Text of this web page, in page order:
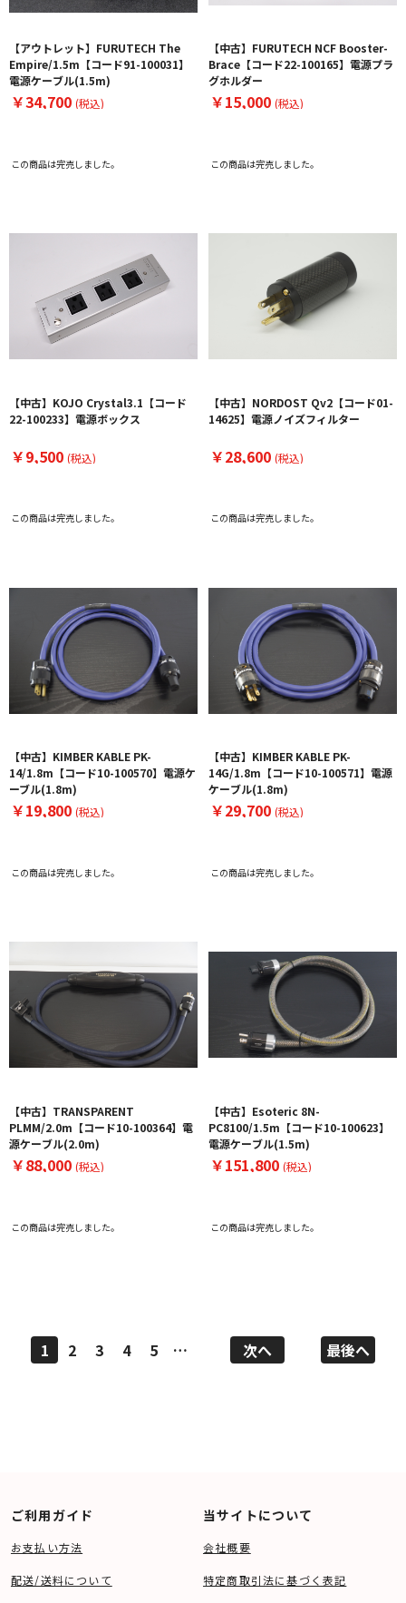
【アウトレット】FURUTECH The
Empire/1.5m【コード91-100031】
電源ケーブル(1.5m)
￥34,700 (税込)
この商品は完売しました。
【中古】FURUTECH NCF Booster-
Brace【コード22-100165】電源プラ
グホルダー
￥15,000 (税込)
この商品は完売しました。
【中古】KOJO Crystal3.1【コード
22-100233】電源ボックス
￥9,500 (税込)
この商品は完売しました。
【中古】NORDOST Qv2【コード01-
14625】電源ノイズフィルター
￥28,600 (税込)
この商品は完売しました。
【中古】KIMBER KABLE PK-
14/1.8m【コード10-100570】電源ケ
ーブル(1.8m)
￥19,800 (税込)
この商品は完売しました。
【中古】KIMBER KABLE PK-
14G/1.8m【コード10-100571】電源
ケーブル(1.8m)
￥29,700 (税込)
この商品は完売しました。
【中古】TRANSPARENT
PLMM/2.0m【コード10-100364】電
源ケーブル(2.0m)
￥88,000 (税込)
この商品は完売しました。
【中古】Esoteric 8N-
PC8100/1.5m【コード10-100623】
電源ケーブル(1.5m)
￥151,800 (税込)
この商品は完売しました。
1 2 3 4 5 … 次へ 最後へ
ご利用ガイド
お支払い方法
配送/送料について
当サイトについて
会社概要
特定商取引法に基づく表記